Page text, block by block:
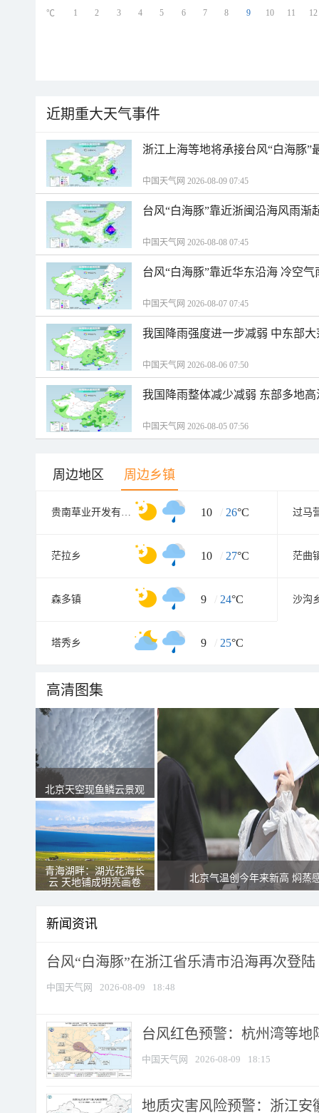
1 2 3 4 5 6 7 8 9 10 11 12
℃
近期重大天气事件
浙江上海等地将承接台风“白海豚”
中国天气网 2026-08-09 07:45
台风“白海豚”靠近浙闽沿海风雨渐
中国天气网 2026-08-08 07:45
台风“白海豚”靠近华东沿海 冷空
中国天气网 2026-08-07 07:45
我国降雨强度进一步减弱 中东部
中国天气网 2026-08-06 07:50
我国降雨整体减少减弱 东部多地
中国天气网 2026-08-05 07:56
周边地区 周边乡镇
贵南草业开发有限责任公司 10 / 26°C 过马
茫拉乡 10 / 27°C 茫曲
森多镇 9 / 24°C 沙沟
塔秀乡 9 / 25°C
高清图集
北京天空现鱼鳞云景观
青海湖畔：湖光花海长
云 天地铺成明亮画卷
北京气温创今年来新高 焖蒸
新闻资讯
台风“白海豚”在浙江省乐清市沿海再次登陆
中国天气网 2026-08-09 18:48
台风红色预警：杭州湾等地
中国天气网 2026-08-09 18:15
地质灾害风险预警：浙江安